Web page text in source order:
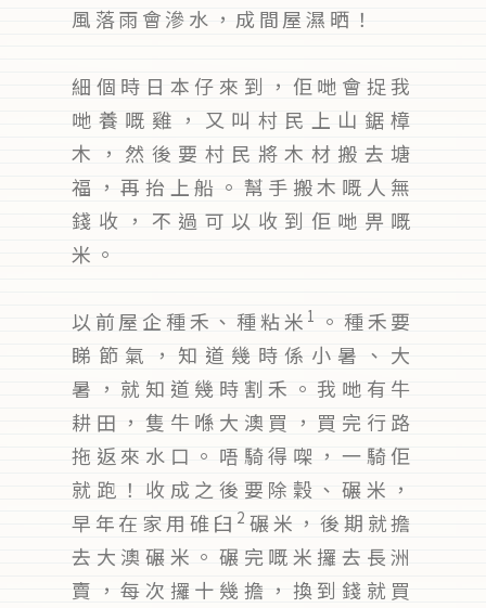
風落雨會滲水，成間屋濕晒！
細個時日本仔來到，佢哋會捉我
哋養嘅雞，又叫村民上山鋸樟
木，然後要村民將木材搬去塘
福，再抬上船。幫手搬木嘅人無
錢收，不過可以收到佢哋畀嘅
米。
以前屋企種禾、種粘米 1 。種禾要
睇節氣，知道幾時係小暑、大
暑，就知道幾時割禾。我哋有牛
耕田，隻牛喺大澳買，買完行路
拖返來水口。唔騎得㗎，一騎佢
就跑！收成之後要除穀、碾米，
早年在家用碓臼 2 碾米，後期就擔
去大澳碾米。碾完嘅米攞去長洲
賣，每次攞十幾擔，換到錢就買